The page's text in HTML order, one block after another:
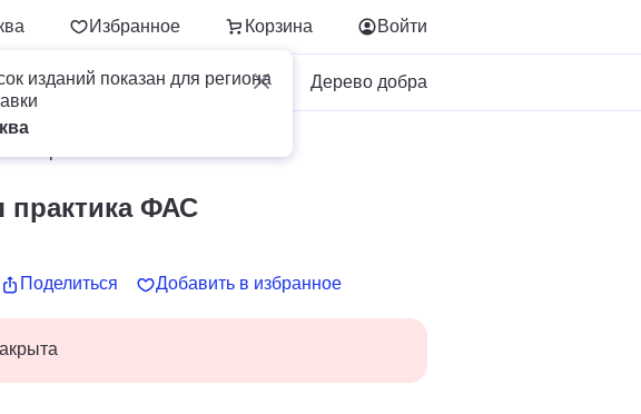
Избранное Корзина
изданий показан для региона
Войти
Для бизнеса Дерево добра
практика ФАС
практика ФАС
Поделиться Добавить в избранное